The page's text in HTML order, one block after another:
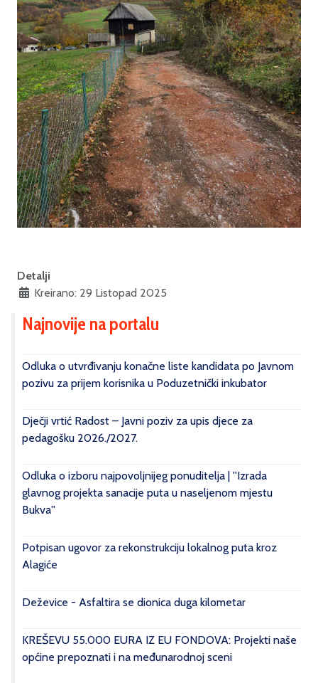
Detalji
Kreirano: 29 Listopad 2025
Najnovije na portalu
Odluka o utvrđivanju konačne liste kandidata po Javnom
pozivu za prijem korisnika u Poduzetnički inkubator
Dječji vrtić Radost – Javni poziv za upis djece za
pedagošku 2026./2027.
Odluka o izboru najpovoljnijeg ponuditelja | ''Izrada
glavnog projekta sanacije puta u naseljenom mjestu
Bukva''
Potpisan ugovor za rekonstrukciju lokalnog puta kroz
Alagiće
Deževice - Asfaltira se dionica duga kilometar
KREŠEVU 55.000 EURA IZ EU FONDOVA: Projekti naše
općine prepoznati i na međunarodnoj sceni